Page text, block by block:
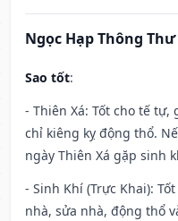
Ngọc Hạp Thông Thư
Sao tốt:
- Thiên Xá: Tốt cho tế tự,
chỉ kiêng kỵ động thổ.
ngày Thiên Xá gặp sinh
- Sinh Khí (Trực Khai):
nhà, sửa nhà, động thổ